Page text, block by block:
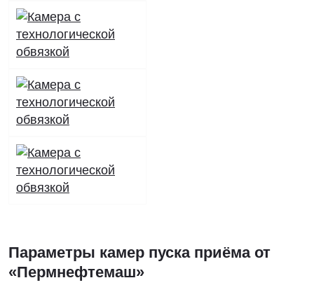
Параметры камер пуска приёма от
«Пермнефтемаш»